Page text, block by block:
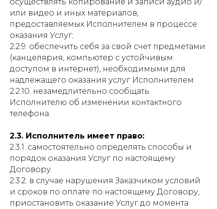
или видео и иных материалов,
предоставляемых Исполнителем в процессе
оказания Услуг;
2.2.9. обеспечить себя за свой счет предметами
(канцелярия, компьютер с устойчивым
доступом в интернет), необходимыми для
надлежащего оказания услуг Исполнителем.
2.2.10. незамедлительно сообщать
Исполнителю об изменении контактного
телефона.
2.3. Исполнитель имеет право:
2.3.1. самостоятельно определять способы и
порядок оказания Услуг по настоящему
Договору.
2.3.2. в случае нарушения Заказчиком условий
и сроков по оплате по настоящему Договору,
приостановить оказание Услуг до момента